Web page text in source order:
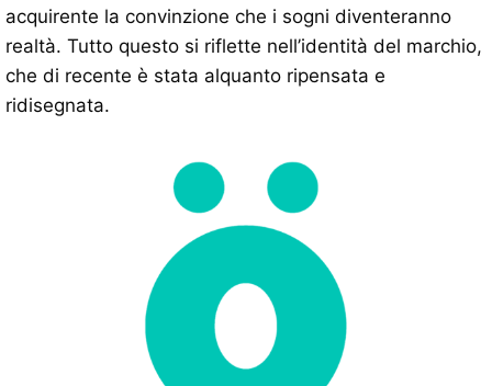
acquirente la convinzione che i sogni diventeranno
realtà. Tutto questo si riflette nell’identità del marchio,
che di recente è stata alquanto ripensata e
ridisegnata.